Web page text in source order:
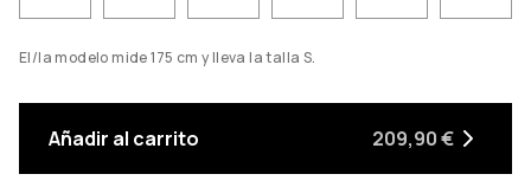
El/la modelo mide 175 cm y lleva la talla S.
Añadir al carrito 209,90 €